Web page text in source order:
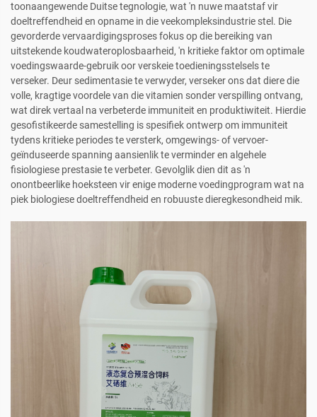
toonaangewende Duitse tegnologie, wat 'n nuwe maatstaf vir
doeltreffendheid en opname in die veekompleksindustrie stel. Die
gevorderde vervaardigingsproses fokus op die bereiking van
uitstekende koudwateroplosbaarheid, 'n kritieke faktor om optimale
voedingswaarde-gebruik oor verskeie toedieningsstelsels te
verseker. Deur sedimentasie te verwyder, verseker ons dat diere die
volle, kragtige voordele van die vitamien sonder verspilling ontvang,
wat direk vertaal na verbeterde immuniteit en produktiwiteit. Hierdie
gesofistikeerde samestelling is spesifiek ontwerp om immuniteit
tydens kritieke periodes te versterk, omgewings- of vervoer-
geïnduseerde spanning aansienlik te verminder en algehele
fisiologiese prestasie te verbeter. Gevolglik dien dit as 'n
onontbeerlike hoeksteen vir enige moderne voedingprogram wat na
piek biologiese doeltreffendheid en robuuste dieregkesondheid mik.